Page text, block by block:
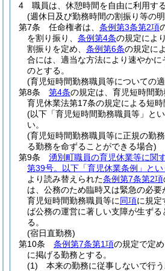
4
職員は、休憩時間を自由に利用す
(週休日及び勤務時間の割振り等の
第7条
任命権者は、 条例第3条第2項
を割り振り、 条例第4条の規定によ
割振りを定め、 条例第6条の規定に
合には、適当な方法により速やかに
のとする。
(育児短時間勤務職員等についての
第8条
第4条の規定は、育児短時間
育児休業法第17条の規定による短
(以下「育児短時間勤務職員等」と
い。
(育児短時間勤務職員等に正規の勤
る勤務を命ずることができる場合)
第9条
湧別町職員の育児休業等に関
第39号。以下「育児休業条例」とい
より読み替えられた条例第7条第2項
は、公務のため臨時又は緊急の必要
育児短時間勤務職員等に同項に規定
ば公務の運営に著しい支障が生ず
る。
(宿日直勤務)
第10条
条例第7条第1項の規定で定
に掲げる勤務とする。
(1)
本来の勤務に従事しないで行